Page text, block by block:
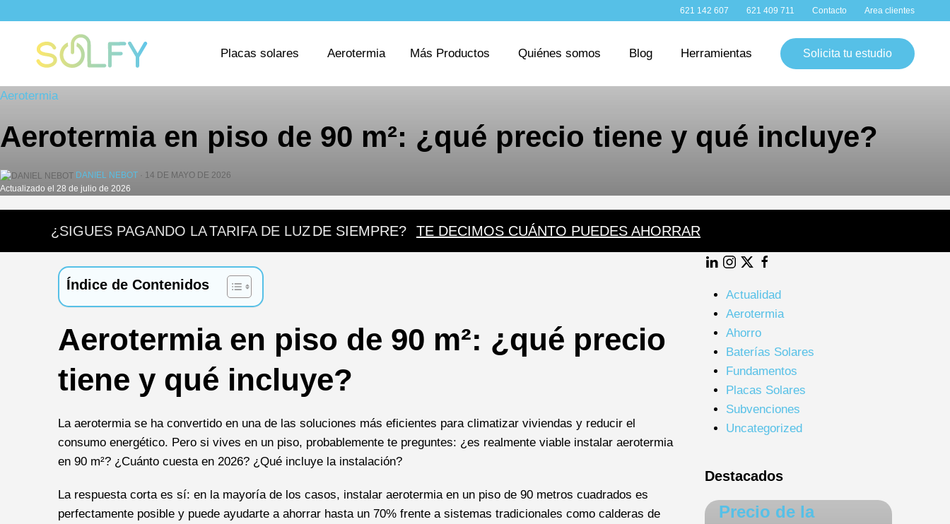
contenido
WhatsApp:
621 142 607 Teléfono:
621 409 711 Contacto:
Contacto Clientes:
Area clientes
Solfy
Placas solares
Aerotermia Más Productos Quiénes somos Blog Herramientas Solicita tu estudio
Aerotermia
Aerotermia en piso de 90 m²: ¿qué precio tiene y qué incluye?
DANIEL NEBOT · 14 DE MAYO DE 2026
Actualizado el 28 de julio de 2026
¿SIGUES PAGANDO LATARIFA DE LUZDE SIEMPRE? TE DECIMOS CUÁNTO PUEDES AHORRAR
Índice de Contenidos
Aerotermia en piso de 90 m²: ¿qué precio
tiene y qué incluye?
La aerotermia se ha convertido en una de las soluciones más eficientes para climatizar viviendas y reducir el
consumo energético. Pero si vives en un piso, probablemente te preguntes: ¿es realmente viable instalar aerotermia
en 90 m²? ¿Cuánto cuesta en 2026? ¿Qué incluye la instalación?
La respuesta corta es sí: en la mayoría de los casos, instalar aerotermia en un piso de 90 metros cuadrados es
perfectamente posible y puede ayudarte a ahorrar hasta un 70% frente a sistemas tradicionales como calderas de
LinkedIn
Instagram
TwitterFacebook
Actualidad
Aerotermia
Ahorro
Baterías Solares
Fundamentos
Placas Solares
Subvenciones
Uncategorized
Destacados
Precio de la